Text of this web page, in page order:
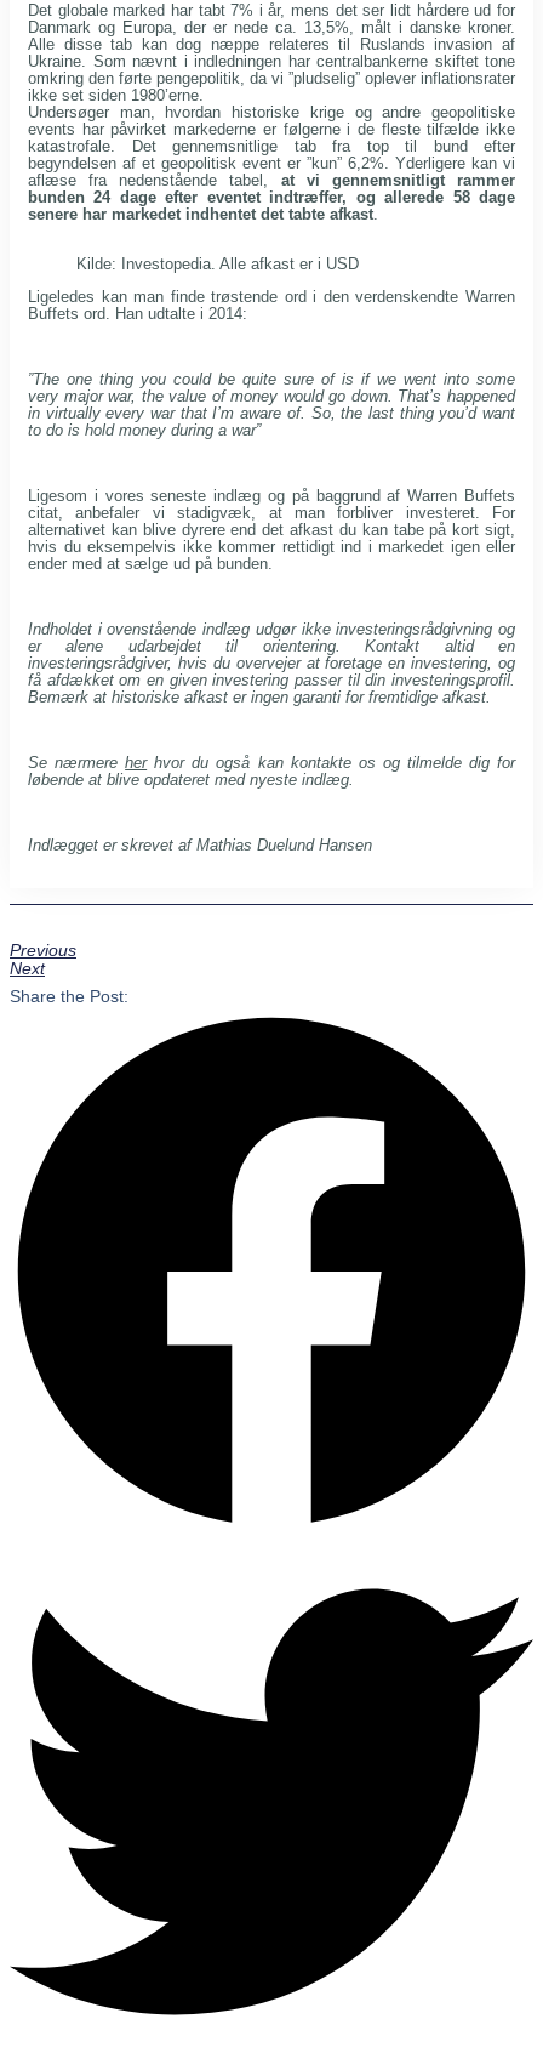
Det globale marked har tabt 7% i år, mens det ser lidt hårdere ud for
Danmark og Europa, der er nede ca. 13,5%, målt i danske kroner.
Alle disse tab kan dog næppe relateres til Ruslands invasion af
Ukraine. Som nævnt i indledningen har centralbankerne skiftet tone
omkring den førte pengepolitik, da vi ”pludselig” oplever inflationsrater
ikke set siden 1980’erne.
Undersøger man, hvordan historiske krige og andre geopolitiske
events har påvirket markederne er følgerne i de fleste tilfælde ikke
katastrofale. Det gennemsnitlige tab fra top til bund efter
begyndelsen af et geopolitisk event er ”kun” 6,2%. Yderligere kan vi
aflæse fra nedenstående tabel, at vi gennemsnitligt rammer
bunden 24 dage efter eventet indtræffer, og allerede 58 dage
senere har markedet indhentet det tabte afkast.
Kilde: Investopedia. Alle afkast er i USD
Ligeledes kan man finde trøstende ord i den verdenskendte Warren
Buffets ord. Han udtalte i 2014:
”The one thing you could be quite sure of is if we went into some
very major war, the value of money would go down. That’s happened
in virtually every war that I’m aware of. So, the last thing you’d want
to do is hold money during a war”
Ligesom i vores seneste indlæg og på baggrund af Warren Buffets
citat, anbefaler vi stadigvæk, at man forbliver investeret. For
alternativet kan blive dyrere end det afkast du kan tabe på kort sigt,
hvis du eksempelvis ikke kommer rettidigt ind i markedet igen eller
ender med at sælge ud på bunden.
Indholdet i ovenstående indlæg udgør ikke investeringsrådgivning og
er alene udarbejdet til orientering. Kontakt altid en
investeringsrådgiver, hvis du overvejer at foretage en investering, og
få afdækket om en given investering passer til din investeringsprofil.
Bemærk at historiske afkast er ingen garanti for fremtidige afkast.
Se nærmereherhvor du også kan kontakte os og tilmelde dig for
løbende at blive opdateret med nyeste indlæg.
Indlægget er skrevet af Mathias Duelund Hansen
Previous
Next
Share the Post: